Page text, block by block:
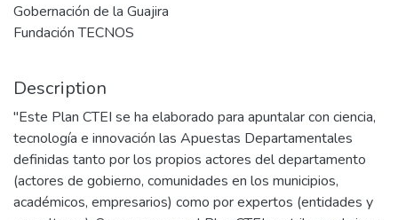
Gobernación de la Guajira
Fundación TECNOS
Description
"Este Plan CTEI se ha elaborado para apuntalar con ciencia,
tecnología e innovación las Apuestas Departamentales
definidas tanto por los propios actores del departamento
(actores de gobierno, comunidades en los municipios,
académicos, empresarios) como por expertos (entidades y